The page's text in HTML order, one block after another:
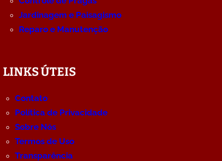
Jardinagem e Paisagismo
Reparo e Manutenção
LINKS ÚTEIS
Contato
Política de Privacidade
Sobre Nós
Termos de Uso
Transparência